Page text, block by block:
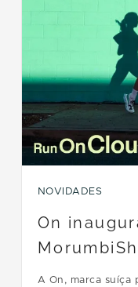
NOVIDADES
On
A On, marca suíça